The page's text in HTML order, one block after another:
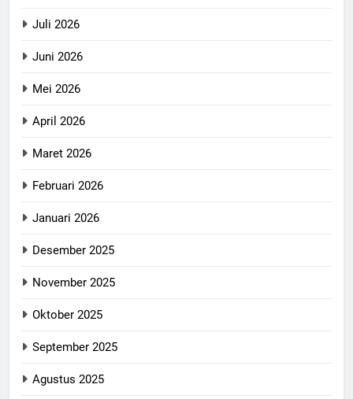
Juli 2026
Juni 2026
Mei 2026
April 2026
Maret 2026
Februari 2026
Januari 2026
Desember 2025
November 2025
Oktober 2025
September 2025
Agustus 2025